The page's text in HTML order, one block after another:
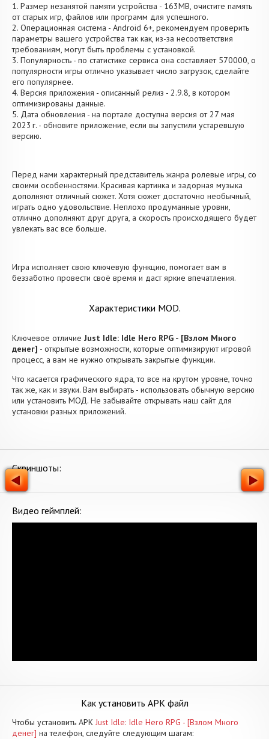
1. Размер незанятой памяти устройства - 163MB, очистите память
от старых игр, файлов или программ для успешного.
2. Операционная система - Android 6+, рекомендуем проверить
параметры вашего устройства так как, из-за несоответствия
требованиям, могут быть проблемы с установкой.
3. Популярность - по статистике сервиса она составляет 570000, о
популярности игры отлично указывает число загрузок, сделайте
его популярнее.
4. Версия приложения - описанный релиз - 2.9.8, в котором
оптимизированы данные.
5. Дата обновления - на портале доступна версия от 27 мая
2023 г. - обновите приложение, если вы запустили устаревшую
версию.
Перед нами характерный представитель жанра ролевые игры, со
своими особенностями. Красивая картинка и задорная музыка
дополняют отличный сюжет. Хотя сюжет достаточно необычный,
играть одно удовольствие. Неплохо продуманные уровни,
отлично дополняют друг друга, а скорость происходящего будет
увлекать вас все больше.
Игра исполняет свою ключевую функцию, помогает вам в
беззаботно провести своё время и даст яркие впечатления.
Характеристики MOD.
Ключевое отличие Just Idle: Idle Hero RPG - [Взлом Много
денег] - открытые возможности, которые оптимизируют игровой
процесс, а вам не нужно открывать закрытые функции.
Что касается графического ядра, то все на крутом уровне, точно
так же, как и звуки. Вам выбирать - использовать обычную версию
или установить МОД. Не забывайте открывать наш сайт для
установки разных приложений.
Скриншоты:
Видео геймплей:
Как установить APK файл
Чтобы установить APK Just Idle: Idle Hero RPG - [Взлом Много
денег] на телефон, следуйте следующим шагам: